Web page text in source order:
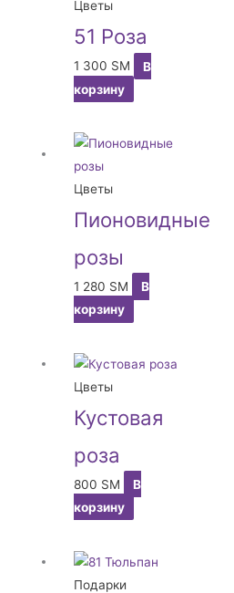
Цветы
51 Роза
1 300 ЅМ
В
корзину
Цветы
Пионовидные
розы
1 280 ЅМ
В
корзину
Цветы
Кустовая
роза
800 ЅМ
В
корзину
Подарки